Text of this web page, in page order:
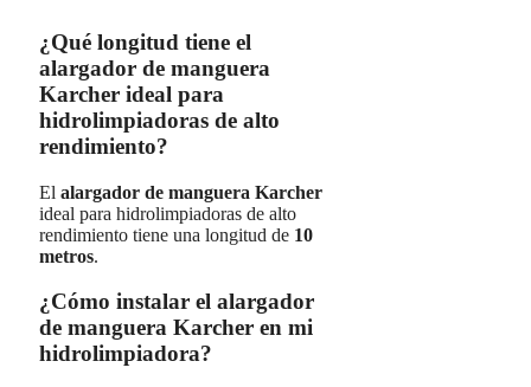
¿Qué longitud tiene el
alargador de manguera
Karcher ideal para
hidrolimpiadoras de alto
rendimiento?
El alargador de manguera Karcher
ideal para hidrolimpiadoras de alto
rendimiento tiene una longitud de 10
metros.
¿Cómo instalar el alargador
de manguera Karcher en mi
hidrolimpiadora?